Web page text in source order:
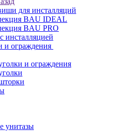
для инсталляций
BAU IDEAL
BAU PRO
инсталляцией
и ограждения
и ограждения
унитазы